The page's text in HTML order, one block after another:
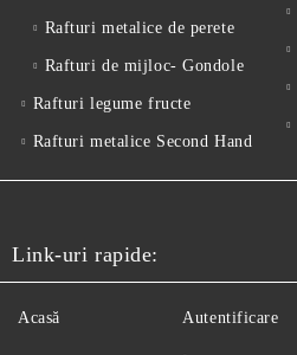
Rafturi metalice de perete
Rafturi de mijloc- Gondole
Rafturi legume fructe
Rafturi metalice Second Hand
Link-uri rapide:
Acasă Autentificare